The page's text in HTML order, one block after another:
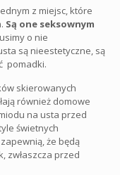
z miejsc, które
Są one seksownym
o nie
są nieestetyczne, są
pomadki.
skierowanych
również domowe
na usta przed
świetnych
że będą
zwłaszcza przed